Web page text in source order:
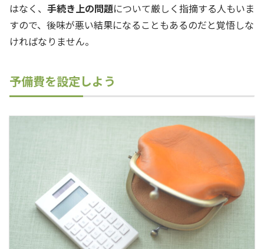
はなく、 手続き上の問題について厳しく指摘する人もいま
すので、後味が悪い結果になることもあるのだと覚悟しな
ければなりません。
予備費を設定しよう